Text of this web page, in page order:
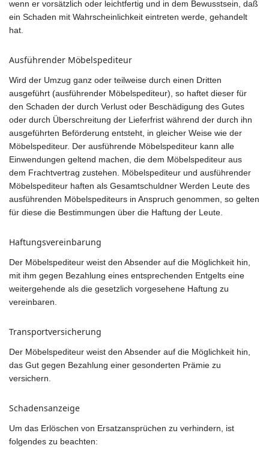
wenn er vorsätzlich oder leichtfertig und in dem Bewusstsein, daß
ein Schaden mit Wahrscheinlichkeit eintreten werde, gehandelt
hat.
Ausführender Möbelspediteur
Wird der Umzug ganz oder teilweise durch einen Dritten
ausgeführt (ausführender Möbelspediteur), so haftet dieser für
den Schaden der durch Verlust oder Beschädigung des Gutes
oder durch Überschreitung der Lieferfrist während der durch ihn
ausgeführten Beförderung entsteht, in gleicher Weise wie der
Möbelspediteur. Der ausführende Möbelspediteur kann alle
Einwendungen geltend machen, die dem Möbelspediteur aus
dem Frachtvertrag zustehen. Möbelspediteur und ausführender
Möbelspediteur haften als Gesamtschuldner Werden Leute des
ausführenden Möbelspediteurs in Anspruch genommen, so gelten
für diese die Bestimmungen über die Haftung der Leute.
Haftungsvereinbarung
Der Möbelspediteur weist den Absender auf die Möglichkeit hin,
mit ihm gegen Bezahlung eines entsprechenden Entgelts eine
weitergehende als die gesetzlich vorgesehene Haftung zu
vereinbaren.
Transportversicherung
Der Möbelspediteur weist den Absender auf die Möglichkeit hin,
das Gut gegen Bezahlung einer gesonderten Prämie zu
versichern.
Schadensanzeige
Um das Erlöschen von Ersatzansprüchen zu verhindern, ist
folgendes zu beachten: